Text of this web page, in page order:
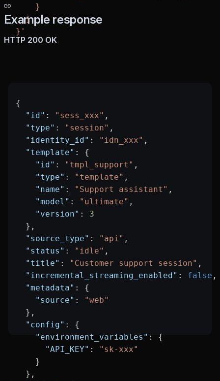
    }
  ]
}'
Example response
HTTP 200 OK
{
  "id"
: "sess_xxx" ,
  "type"
: "session" ,
  "identity_id"
: "idn_xxx" ,
  "template"
: {
    "id"
: "tmpl_support" ,
    "type"
: "template" ,
    "name"
: "Support assistant" ,
    "model"
: "ultimate" ,
    "version"
: 3
  },
  "source_type"
: "api" ,
  "status"
: "idle" ,
  "title"
: "Customer support session" ,
  "incremental_streaming_enabled"
: false ,
  "metadata"
: {
    "source"
:
"web"
  },
  "config"
: {
    "environment_variables"
: {
      "API_KEY"
:
"sk-xxx"
    }
  },